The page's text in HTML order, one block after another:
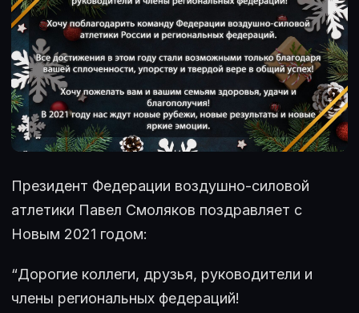
Президент Федерации воздушно-силовой
атлетики Павел Смоляков поздравляет с
Новым 2021 годом:
“Дорогие коллеги, друзья, руководители и
члены региональных федераций!